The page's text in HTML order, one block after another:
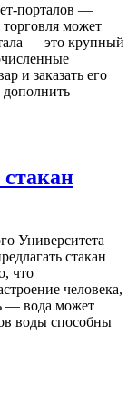
порталов —
может
— это крупный
и заказать его
дополнить
Университета
стакан
что
человека,
— вода может
воды способны